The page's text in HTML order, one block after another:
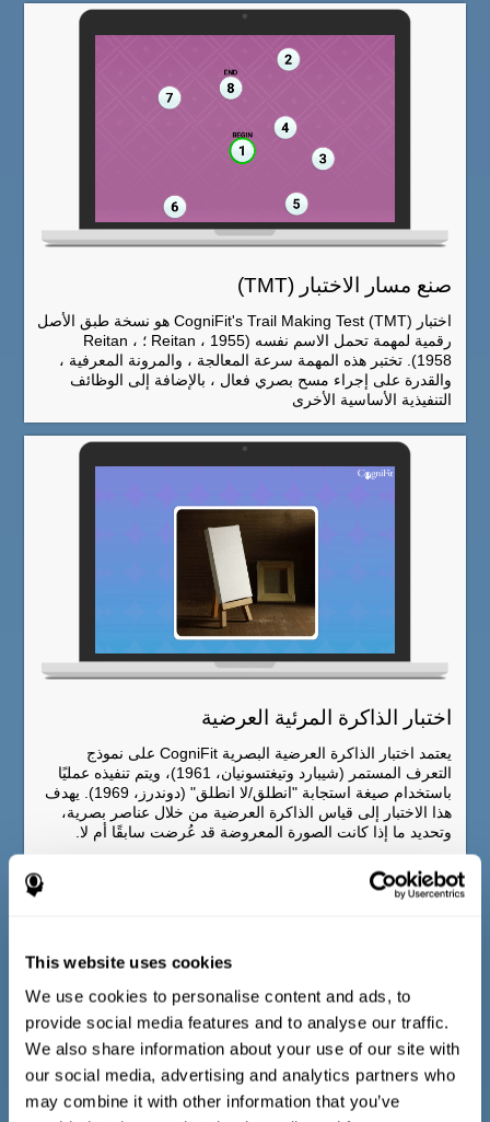
This website uses cookies
We use cookies to personalise content and ads, to
provide social media features and to analyse our traffic.
We also share information about your use of our site with
our social media, advertising and analytics partners who
may combine it with other information that you’ve
صنع مسار الاختبار (TMT)
اختبار CogniFit's Trail Making Test (TMT) هو نسخة طبق الأصل
رقمية لمهمة تحمل الاسم نفسه (Reitan ، 1955 ؛ Reitan ،
1958). تختبر هذه المهمة سرعة المعالجة ، والمرونة المعرفية ،
والقدرة على إجراء مسح بصري فعال ، بالإضافة إلى الوظائف
التنفيذية الأساسية الأخرى
اختبار الذاكرة المرئية العرضية
يعتمد اختبار الذاكرة العرضية البصرية CogniFit على نموذج
التعرف المستمر (شيبارد وتيغتسونيان، 1961)، ويتم تنفيذه عمليًا
باستخدام صيغة استجابة "انطلق/لا انطلق" (دوندرز، 1969). يهدف
هذا الاختبار إلى قياس الذاكرة العرضية من خلال عناصر بصرية،
وتحديد ما إذا كانت الصورة المعروضة قد عُرضت سابقًا أم لا.